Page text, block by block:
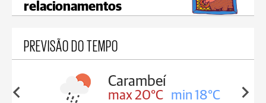
relacionamentos
PREVISÃO DO TEMPO
20°C min 18°C
Jaguariaíva
max 20°C min